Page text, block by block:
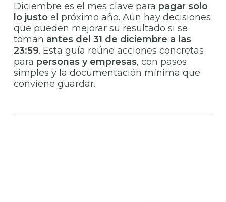
Diciembre es el mes clave para pagar solo
lo justoel próximo año. Aún hay decisiones
que pueden mejorar su resultado si se
toman antes del 31 de diciembre a las
23:59. Esta guía reúne acciones concretas
para personas y empresas, con pasos
simples y la documentación mínima que
conviene guardar.